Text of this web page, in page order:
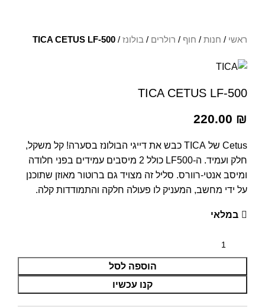
ראשי / חנות / חוף / רולרים / בולונז /
TICA CETUS LF-500
TICA CETUS LF-500
220.00 ₪
Cetus של TICA כבש את דייגי הבולונז בסערה! קל משקל,
חלק ועמיד. ה-LF500 כולל 2 מיסבים עמידים בפני חלודה
ומיסב אנטי-רוורס. סליל זה מצויד גם ברוטור מאוזן שתוכנן
על ידי מחשב, המעניק לו פעולה חלקה והתמודדות קלה.
במלאי
הוספה לסל
קנו עכשיו